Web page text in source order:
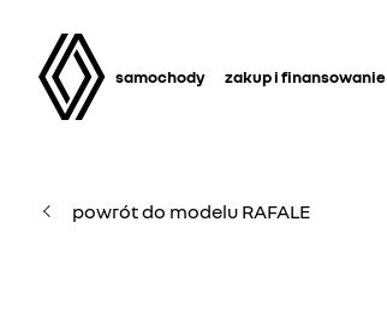
samochody zakup i finansowanie
powrót do modelu RAFALE